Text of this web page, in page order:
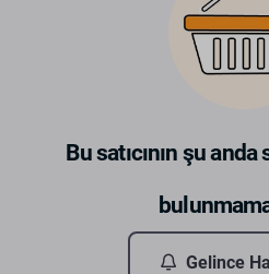
Bu satıcının şu anda
Gelince